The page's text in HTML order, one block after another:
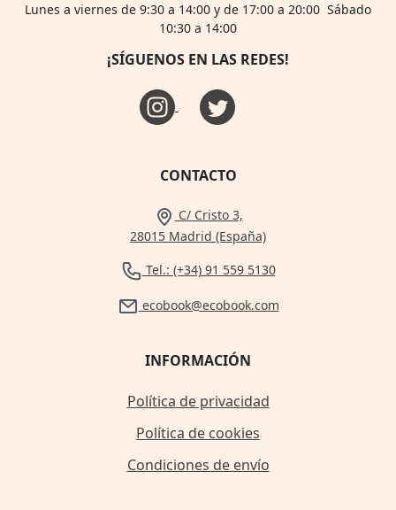
Lunes a viernes de 9:30 a 14:00 y de 17:00 a 20:00 Sábado
10:30 a 14:00
¡SÍGUENOS EN LAS REDES!
CONTACTO
C/ Cristo 3,
28015 Madrid (España)
Tel.: (+34) 91 559 5130
ecobook@ecobook.com
INFORMACIÓN
Política de privacidad
Política de cookies
Condiciones de envío